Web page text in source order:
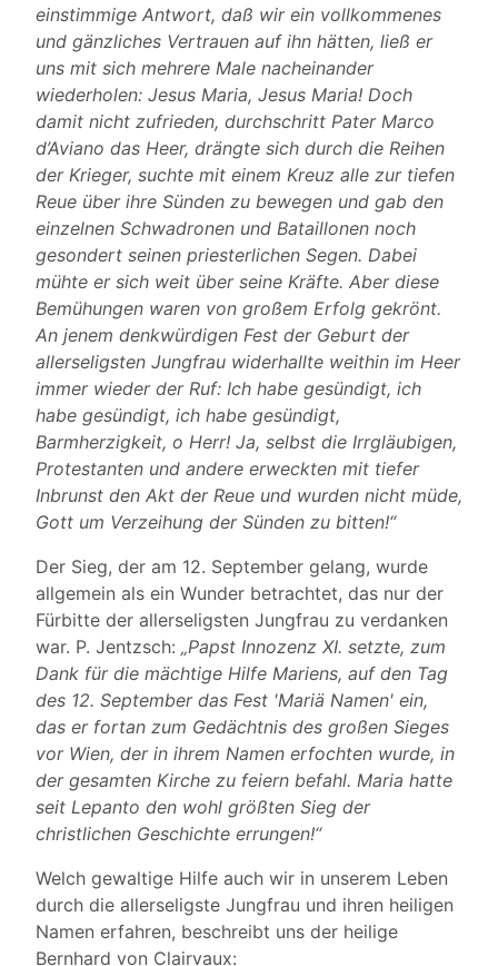
einstimmige Antwort, daß wir ein vollkommenes
und gänzliches Vertrauen auf ihn hätten, ließ er
uns mit sich mehrere Male nacheinander
wiederholen: Jesus Maria, Jesus Maria! Doch
damit nicht zufrieden, durchschritt Pater Marco
d’Aviano das Heer, drängte sich durch die Reihen
der Krieger, suchte mit einem Kreuz alle zur tiefen
Reue über ihre Sünden zu bewegen und gab den
einzelnen Schwadronen und Bataillonen noch
gesondert seinen priesterlichen Segen. Dabei
mühte er sich weit über seine Kräfte. Aber diese
Bemühungen waren von großem Erfolg gekrönt.
An jenem denkwürdigen Fest der Geburt der
allerseligsten Jungfrau widerhallte weithin im Heer
immer wieder der Ruf: Ich habe gesündigt, ich
habe gesündigt, ich habe gesündigt,
Barmherzigkeit, o Herr! Ja, selbst die Irrgläubigen,
Protestanten und andere erweckten mit tiefer
Inbrunst den Akt der Reue und wurden nicht müde,
Gott um Verzeihung der Sünden zu bitten!“
Der Sieg, der am 12. September gelang, wurde
allgemein als ein Wunder betrachtet, das nur der
Fürbitte der allerseligsten Jungfrau zu verdanken
war. P. Jentzsch: „Papst Innozenz XI. setzte, zum
Dank für die mächtige Hilfe Mariens, auf den Tag
des 12. September das Fest 'Mariä Namen' ein,
das er fortan zum Gedächtnis des großen Sieges
vor Wien, der in ihrem Namen erfochten wurde, in
der gesamten Kirche zu feiern befahl. Maria hatte
seit Lepanto den wohl größten Sieg der
christlichen Geschichte errungen!“
Welch gewaltige Hilfe auch wir in unserem Leben
durch die allerseligste Jungfrau und ihren heiligen
Namen erfahren, beschreibt uns der heilige
Bernhard von Clairvaux: